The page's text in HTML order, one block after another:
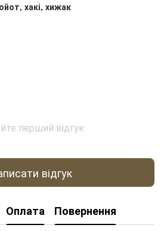
хакі, хижак
перший відгук
відгук
Оплата Повернення